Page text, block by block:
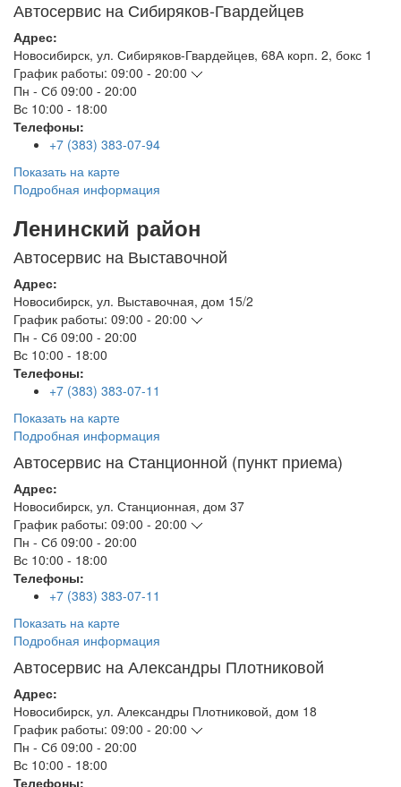
Автосервис на Сибиряков-Гвардейцев
Адрес:
Новосибирск, ул. Сибиряков-Гвардейцев, 68А корп. 2, бокс 1
График работы: 09:00 - 20:00
Пн - Сб 09:00 - 20:00
Вс 10:00 - 18:00
Телефоны:
+7 (383) 383-07-94
Показать на карте
Подробная информация
Ленинский район
Автосервис на Выставочной
Адрес:
Новосибирск, ул. Выставочная, дом 15/2
График работы: 09:00 - 20:00
Пн - Сб 09:00 - 20:00
Вс 10:00 - 18:00
Телефоны:
+7 (383) 383-07-11
Показать на карте
Подробная информация
Автосервис на Станционной (пункт приема)
Адрес:
Новосибирск, ул. Станционная, дом 37
График работы: 09:00 - 20:00
Пн - Сб 09:00 - 20:00
Вс 10:00 - 18:00
Телефоны:
+7 (383) 383-07-11
Показать на карте
Подробная информация
Автосервис на Александры Плотниковой
Адрес:
Новосибирск, ул. Александры Плотниковой, дом 18
График работы: 09:00 - 20:00
Пн - Сб 09:00 - 20:00
Вс 10:00 - 18:00
Телефоны: